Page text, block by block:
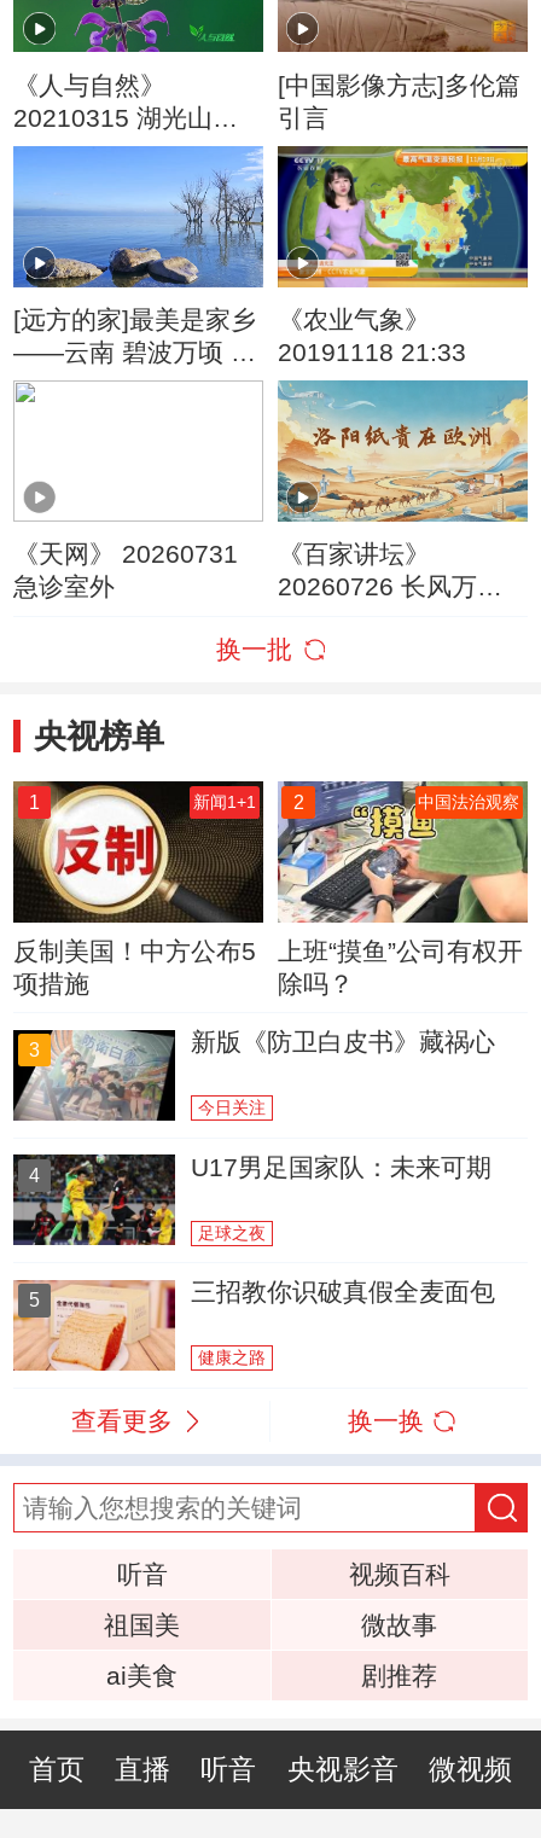
《人与自然》
20210315 湖光山色
两相宜
[中国影像方志]多伦篇
引言
[远方的家]最美是家乡
——云南 碧波万顷 美
丽滇池
《农业气象》
20191118 21:33
《天网》 20260731
急诊室外
《百家讲坛》
20260726 长风万里 5
换一批
央视榜单
1 新闻1+1
反制美国！中方公布5
项措施
2 中国法治观察
上班“摸鱼”公司有权开
除吗？
3 新版《防卫白皮书》藏祸心
今日关注
4 U17男足国家队：未来可期
足球之夜
5 三招教你识破真假全麦面包
健康之路
查看更多 换一换
听音
视频百科
祖国美
微故事
ai美食
剧推荐
首页 直播 听音 央视影音 微视频